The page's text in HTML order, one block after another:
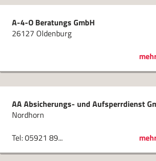
A-4-O Beratungs GmbH
26127 Oldenburg
AA Absicherungs- und Aufsperrdienst
Nordhorn
Tel: 05921 89...